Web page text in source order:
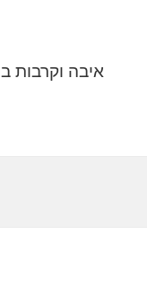
איבה וקרבות